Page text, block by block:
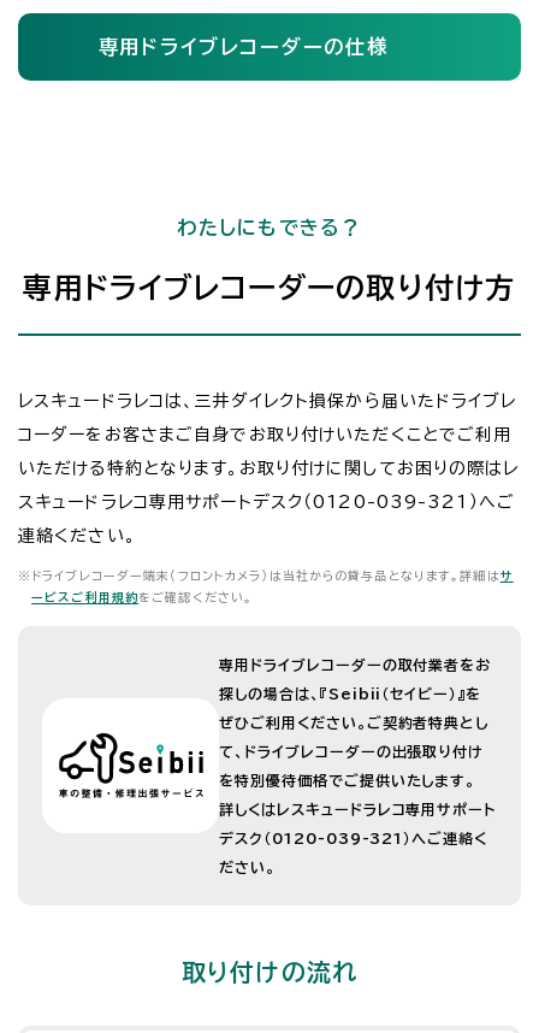
専用ドライブレコーダーの仕様
わたしにもできる？
専用ドライブレコーダーの取り付け方
レスキュードラレコは、三井ダイレクト損保から届いたドライブレ
コーダーをお客さまご自身でお取り付けいただくことでご利用
いただける特約となります。お取り付けに関してお困りの際はレ
スキュードラレコ専用サポートデスク（0120-039-321）へご
連絡ください。
※ ドライブレコーダー端末（フロントカメラ）は当社からの貸与品となります。詳細は サ
ービスご利用規約 をご確認ください。
専用ドライブレコーダーの取付業者をお
探しの場合は、『Seibii（セイビー）』を
ぜひご利用ください。ご契約者特典とし
て、ドライブレコーダーの出張取り付け
を特別優待価格でご提供いたします。
詳しくはレスキュードラレコ専用サポート
デスク（0120-039-321）へご連絡く
ださい。
取り付けの流れ